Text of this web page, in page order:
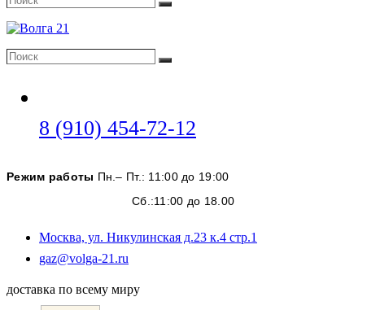
Поиск
Поиск
Поиск
8 (910) 454-72-12
вашем
приложении
Режим работы Пн.– Пт.: 11:00 до 19:00
Сб.:11:00 до 18.00
Москва, ул. Никулинская д.23 к.4 стр.1
gaz@volga-21.ru
вашем
доставка по всему миру